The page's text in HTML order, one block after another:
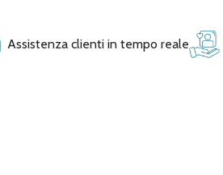
Assistenza clienti in tempo reale